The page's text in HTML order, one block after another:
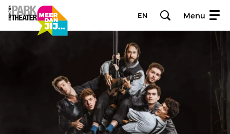
EN Menu